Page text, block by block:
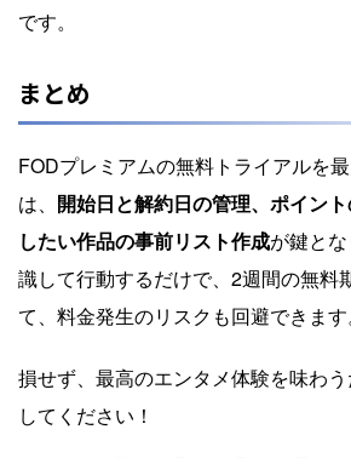
です。
まとめ
FODプレミアムの無料トライアルを
は、 開始日と解約日の管理、ポイン
したい作品の事前リスト作成が鍵と
識して行動するだけで、2週間の無料
て、料金発生のリスクも回避できます
損せず、最高のエンタメ体験を味わ
してください！